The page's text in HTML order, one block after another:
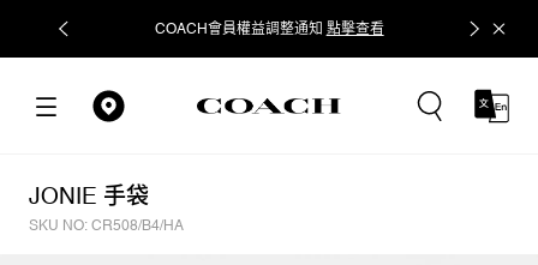
COACH會員權益調整通知 點擊查看 立即追蹤
JONIE 手袋
SKU NO: CR508/B4/HA